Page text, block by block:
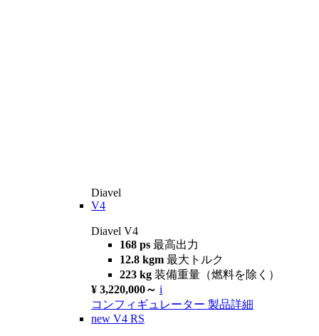
Diavel
V4
Diavel V4
168 ps 最高出力
12.8 kgm 最大トルク
223 kg 装備重量（燃料を除く）
¥ 3,220,000～ i
コンフィギュレーター 製品詳細
new V4 RS